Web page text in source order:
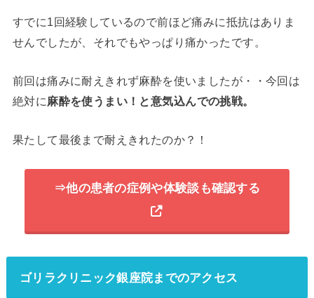
すでに1回経験しているので前ほど痛みに抵抗はありま
せんでしたが、それでもやっぱり痛かったです。
前回は痛みに耐えきれず麻酔を使いましたが・・今回は
絶対に麻酔を使うまい！と意気込んでの挑戦。
果たして最後まで耐えきれたのか？！
⇒他の患者の症例や体験談も確認する
ゴリラクリニック銀座院までのアクセス